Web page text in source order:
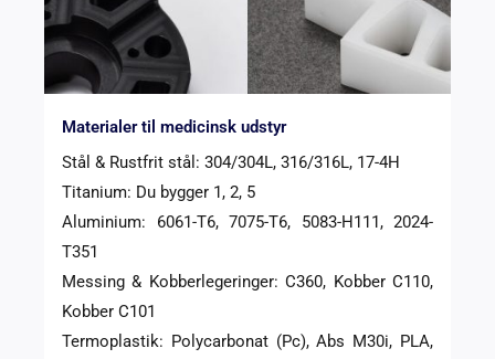
Materialer til medicinsk udstyr
Stål & Rustfrit stål: 304/304L, 316/316L, 17-4H
Titanium: Du bygger 1, 2, 5
Aluminium: 6061-T6, 7075-T6, 5083-H111, 2024-
T351
Messing & Kobberlegeringer: C360, Kobber C110,
Kobber C101
Termoplastik: Polycarbonat (Pc), Abs M30i, PLA,